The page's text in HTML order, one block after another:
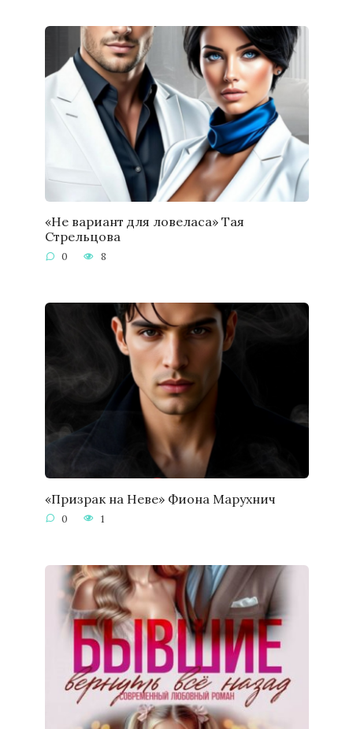
«Не вариант для ловеласа» Тая
Стрельцова
0 8
«Призрак на Неве» Фиона Марухнич
0 1